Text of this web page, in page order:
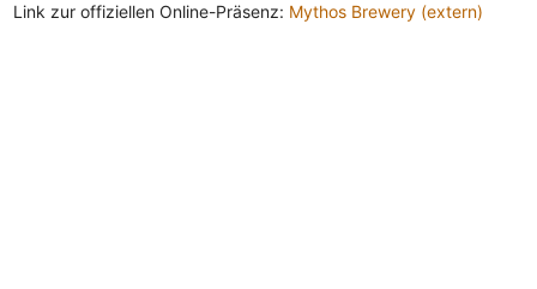
Link zur offiziellen Online-Präsenz: Mythos Brewery (extern)